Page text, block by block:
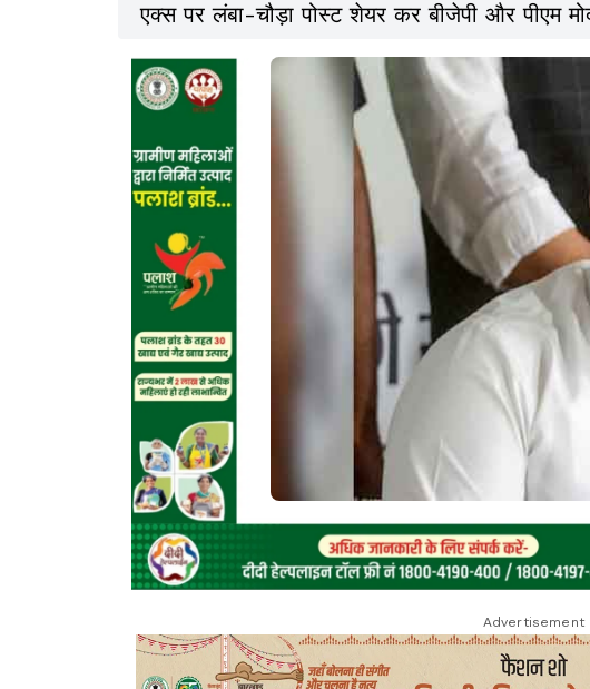
एक्स पर लंबा-चौड़ा पोस्ट शेयर कर बीजेपी और पीएम
Advertisement